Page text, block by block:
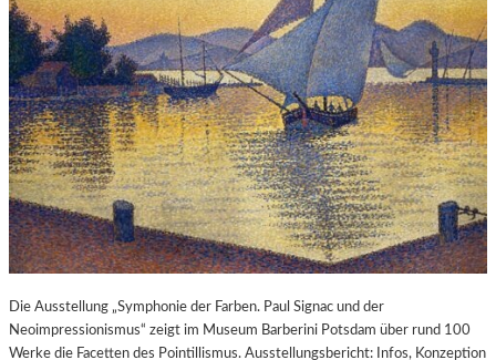
Die Ausstellung „Symphonie der Farben. Paul Signac und der
Neoimpressionismus“ zeigt im Museum Barberini Potsdam über rund 100
Werke die Facetten des Pointillismus. Ausstellungsbericht: Infos, Konzeption